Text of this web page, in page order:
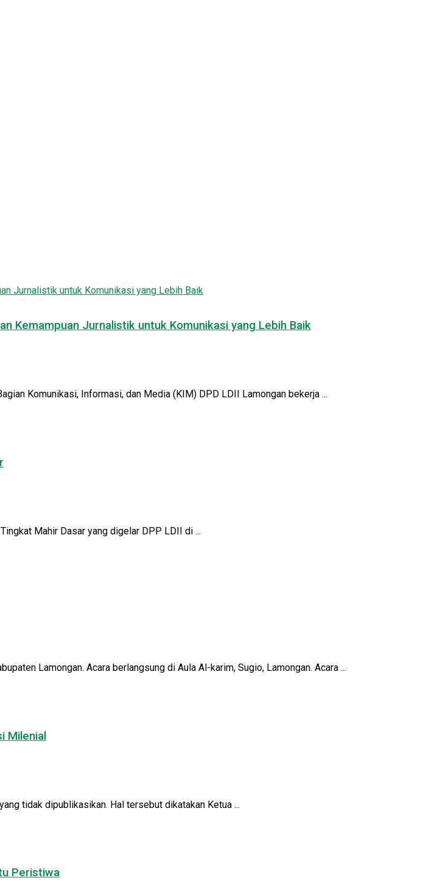
Kemampuan Jurnalistik untuk Komunikasi yang Lebih Baik
Komunikasi, Informasi, dan Media (KIM) DPD LDII Lamongan bekerja ...
Mahir Dasar yang digelar DPP LDII di ...
Lamongan. Acara berlangsung di Aula Al-karim, Sugio, Lamongan. Acara ...
Milenial
tidak dipublikasikan. Hal tersebut dikatakan Ketua ...
Peristiwa